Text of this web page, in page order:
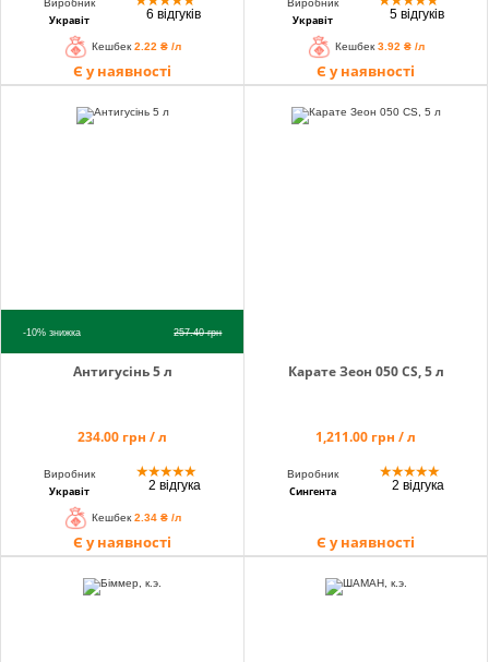
Укравіт
6 відгуків
Кешбек 2.22 ₴ /л
Є у наявності
Укравіт
5 відгуків
Кешбек 3.92 ₴ /л
Є у наявності
-10%знижка 257.40грн
Антигусінь 5 л
234.00 грн / л
Виробник
Укравіт
★★★★★
2 відгука
Кешбек 2.34 ₴ /л
Є у наявності
Карате Зеон 050 CS, 5 л
1,211.00 грн / л
Виробник
Сингента
★★★★★
2 відгука
Є у наявності